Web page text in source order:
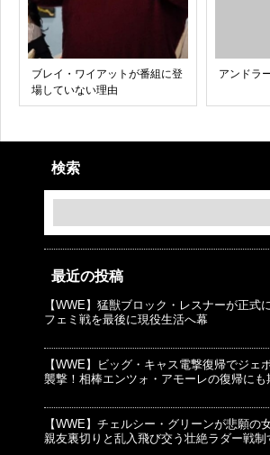
ブレイ・ワイアットが番組に登
場していない理由
アンドラ
検索
最近の投稿
【WWE】猛獣ブロック・レスナーが正式
フェミ戦を最後に現役生活へ幕
【WWE】ビッグ・キャス電撃復帰でジェ
襲撃！相棒エンツォ・アモーレの復帰にも
【WWE】チェルシー・グリーンが悲願の
親友裏切りと乱入飛び交う壮絶ラダー戦制
© プロレスJunkie ～WWEの最新情